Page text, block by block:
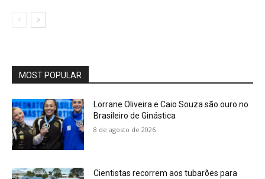
MOST POPULAR
Lorrane Oliveira e Caio Souza são ouro no
Brasileiro de Ginástica
8 de agosto de 2026
Cientistas recorrem aos tubarões para